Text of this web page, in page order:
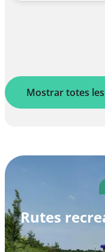
Mostrar totes
Rutes